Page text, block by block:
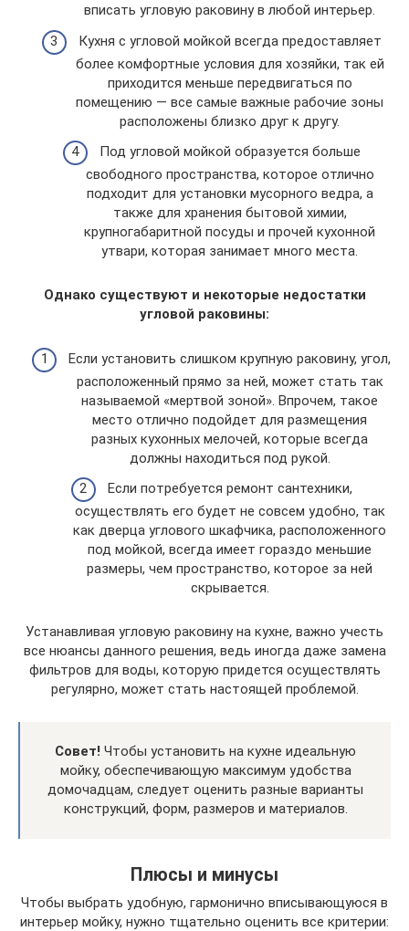
вписать угловую раковину в любой интерьер.
Кухня с угловой мойкой всегда предоставляет
более комфортные условия для хозяйки, так ей
приходится меньше передвигаться по
помещению — все самые важные рабочие зоны
расположены близко друг к другу.
Под угловой мойкой образуется больше
свободного пространства, которое отлично
подходит для установки мусорного ведра, а
также для хранения бытовой химии,
крупногабаритной посуды и прочей кухонной
утвари, которая занимает много места.
Однако существуют и некоторые недостатки
угловой раковины:
Если установить слишком крупную раковину, угол,
расположенный прямо за ней, может стать так
называемой «мертвой зоной». Впрочем, такое
место отлично подойдет для размещения
разных кухонных мелочей, которые всегда
должны находиться под рукой.
Если потребуется ремонт сантехники,
осуществлять его будет не совсем удобно, так
как дверца углового шкафчика, расположенного
под мойкой, всегда имеет гораздо меньшие
размеры, чем пространство, которое за ней
скрывается.
Устанавливая угловую раковину на кухне, важно учесть
все нюансы данного решения, ведь иногда даже замена
фильтров для воды, которую придется осуществлять
регулярно, может стать настоящей проблемой.
Совет! Чтобы установить на кухне идеальную
мойку, обеспечивающую максимум удобства
домочадцам, следует оценить разные варианты
конструкций, форм, размеров и материалов.
Плюсы и минусы
Чтобы выбрать удобную, гармонично вписывающуюся в
интерьер мойку, нужно тщательно оценить все критерии: